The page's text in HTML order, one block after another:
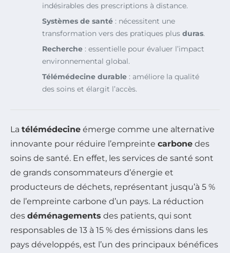
indésirables des prescriptions à distance.
Systèmes de santé : nécessitent une
transformation vers des pratiques plus duras.
Recherche : essentielle pour évaluer l’impact
environnemental global.
Télémédecine durable : améliore la qualité
des soins et élargit l’accès.
La télémédecine émerge comme une alternative
innovante pour réduire l’empreinte carbone des
soins de santé. En effet, les services de santé sont
de grands consommateurs d’énergie et
producteurs de déchets, représentant jusqu’à 5 %
de l’empreinte carbone d’un pays. La réduction
des déménagements des patients, qui sont
responsables de 13 à 15 % des émissions dans les
pays développés, est l’un des principaux bénéfices